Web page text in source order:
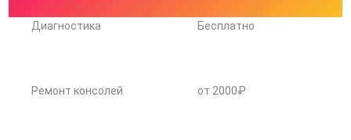
Диагностика Бесплатно
Ремонт консолей от 2000₽